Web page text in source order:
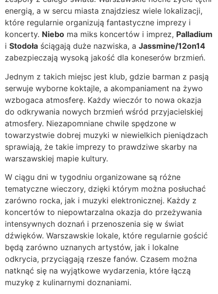
energią, a w sercu miasta znajdziesz wiele lokalizacji,
które regularnie organizują fantastyczne imprezy i
koncerty. Niebo ma miks koncertów i imprez, Palladium
i Stodoła ściągają duże nazwiska, a Jassmine/12on14
zabezpieczają wysoką jakość dla koneserów brzmień.
Jednym z takich miejsc jest klub, gdzie barman z pasją
serwuje wyborne koktajle, a akompaniament na żywo
wzbogaca atmosferę. Każdy wieczór to nowa okazja
do odkrywania nowych brzmień wśród przyjacielskiej
atmosfery. Niezapomniane chwile spędzone w
towarzystwie dobrej muzyki w niewielkich pieniądzach
sprawiają, że takie imprezy to prawdziwe skarby na
warszawskiej mapie kultury.
W ciągu dni w tygodniu organizowane są różne
tematyczne wieczory, dzięki którym można posłuchać
zarówno rocka, jak i muzyki elektronicznej. Każdy z
koncertów to niepowtarzalna okazja do przeżywania
intensywnych doznań i przenoszenia się w świat
dźwięków. Warszawskie lokale, które regularnie gościć
będą zarówno uznanych artystów, jak i lokalne
odkrycia, przyciągają rzesze fanów. Czasem można
natknąć się na wyjątkowe wydarzenia, które łączą
muzykę z kulinarnymi doznaniami.